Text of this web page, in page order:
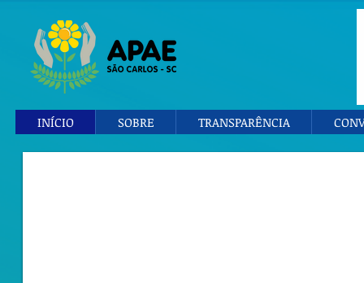
INÍCIO SOBRE TRANSPARÊNCIA